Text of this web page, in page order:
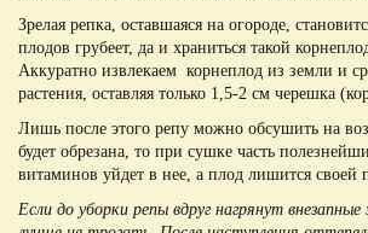
Зрелая репка, оставшаяся на огороде,
плодов грубеет, да и храниться такой
Аккуратно извлекаем корнеплод из земли и
растения, оставляя только 1,5-2 см черешка
Лишь после этого репу можно обсушить на
будет обрезана, то при сушке часть
витаминов уйдет в нее, а плод лишится своей
Если до уборки репы вдруг нагрянут внезапные